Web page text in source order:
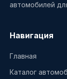
автомобилей
Навигация
Главная
Каталог